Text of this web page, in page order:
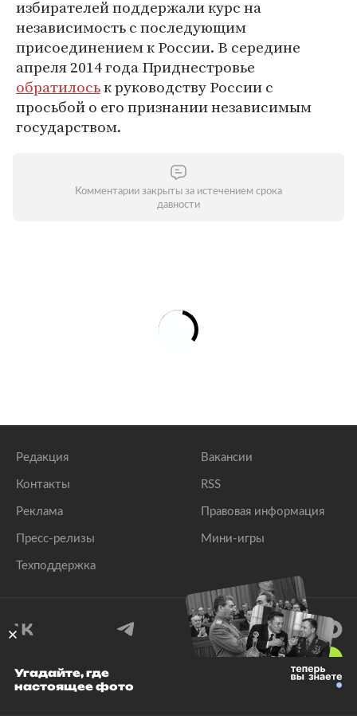
избирателей поддержали курс на
независимость с последующим
присоединением к России. В середине
апреля 2014 года Приднестровье
обратилоськ руководству России с
просьбой о его признании независимым
государством.
Комментарии закрыты за истечением срока
давности
Редакция
Контакты
Реклама
Пресс-релизы
Техподдержка
Вакансии
RSS
Правовая информация
Мини-игры
© 1999–2026 Все права защищены.
Угадайте, где
настоящее фото